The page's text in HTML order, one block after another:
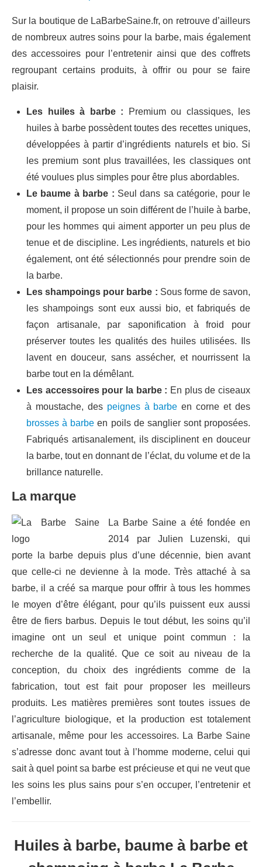
Sur la boutique de LaBarbeSaine.fr, on retrouve d’ailleurs
de nombreux autres soins pour la barbe, mais également
des accessoires pour l’entretenir ainsi que des coffrets
regroupant certains produits, à offrir ou pour se faire
plaisir.
Les huiles à barbe : Premium ou classiques, les
huiles à barbe possèdent toutes des recettes uniques,
développées à partir d’ingrédients naturels et bio. Si
les premium sont plus travaillées, les classiques ont
été voulues plus simples pour être plus abordables.
Le baume à barbe : Seul dans sa catégorie, pour le
moment, il propose un soin différent de l’huile à barbe,
pour les hommes qui aiment apporter un peu plus de
tenue et de discipline. Les ingrédients, naturels et bio
également, ont été sélectionnés pour prendre soin de
la barbe.
Les shampoings pour barbe : Sous forme de savon,
les shampoings sont eux aussi bio, et fabriqués de
façon artisanale, par saponification à froid pour
préserver toutes les qualités des huiles utilisées. Ils
lavent en douceur, sans assécher, et nourrissent la
barbe tout en la démêlant.
Les accessoires pour la barbe : En plus de ciseaux
à moustache, des peignes à barbe en corne et des
brosses à barbe en poils de sanglier sont proposées.
Fabriqués artisanalement, ils disciplinent en douceur
la barbe, tout en donnant de l’éclat, du volume et de la
brillance naturelle.
La marque
La Barbe Saine a été fondée en
2014 par Julien Luzenski, qui
porte la barbe depuis plus d’une décennie, bien avant
que celle-ci ne devienne à la mode. Très attaché à sa
barbe, il a créé sa marque pour offrir à tous les hommes
le moyen d’être élégant, pour qu’ils puissent eux aussi
être de fiers barbus. Depuis le tout début, les soins qu’il
imagine ont un seul et unique point commun : la
recherche de la qualité. Que ce soit au niveau de la
conception, du choix des ingrédients comme de la
fabrication, tout est fait pour proposer les meilleurs
produits. Les matières premières sont toutes issues de
l’agriculture biologique, et la production est totalement
artisanale, même pour les accessoires. La Barbe Saine
s’adresse donc avant tout à l’homme moderne, celui qui
sait à quel point sa barbe est précieuse et qui ne veut que
les soins les plus sains pour s’en occuper, l’entretenir et
l’embellir.
Huiles à barbe, baume à barbe et